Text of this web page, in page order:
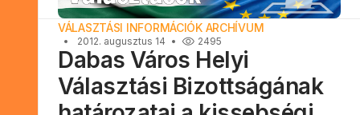
VÁLASZTÁSI INFORMÁCIÓK ARCHÍVUM
2012. augusztus 14 2495
Dabas Város Helyi
Választási Bizottságának